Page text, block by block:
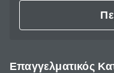
Επαγγελματικός